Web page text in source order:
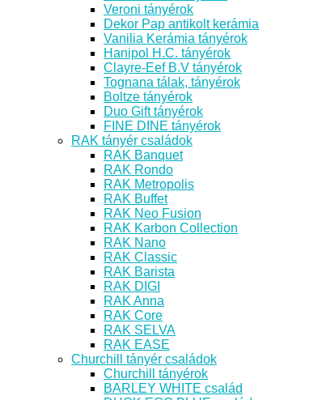
Veroni tányérok
Dekor Pap antikolt kerámia
Vanilia Kerámia tányérok
Hanipol H.C. tányérok
Clayre-Eef B.V tányérok
Tognana tálak, tányérok
Boltze tányérok
Duo Gift tányérok
FINE DINE tányérok
RAK tányér családok
RAK Banquet
RAK Rondo
RAK Metropolis
RAK Buffet
RAK Neo Fusion
RAK Karbon Collection
RAK Nano
RAK Classic
RAK Barista
RAK DIGI
RAK Anna
RAK Core
RAK SELVA
RAK EASE
Churchill tányér családok
Churchill tányérok
BARLEY WHITE család